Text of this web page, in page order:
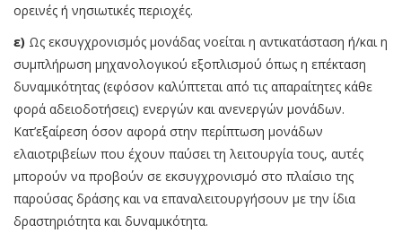
ορεινές ή νησιωτικές περιοχές.
ε) Ως εκσυγχρονισμός μονάδας νοείται η αντικατάσταση ή/και η
συμπλήρωση μηχανολογικού εξοπλισμού όπως η επέκταση
δυναμικότητας (εφόσον καλύπτεται από τις απαραίτητες κάθε
φορά αδειοδοτήσεις) ενεργών και ανενεργών μονάδων.
Κατ’εξαίρεση όσον αφορά στην περίπτωση μονάδων
ελαιοτριβείων που έχουν παύσει τη λειτουργία τους, αυτές
μπορούν να προβούν σε εκσυγχρονισμό στο πλαίσιο της
παρούσας δράσης και να επαναλειτουργήσουν με την ίδια
δραστηριότητα και δυναμικότητα.